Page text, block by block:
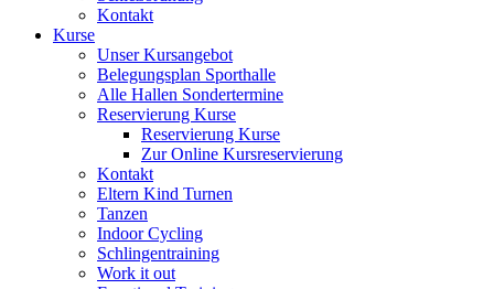
Kontakt
Kurse
Unser Kursangebot
Belegungsplan Sporthalle
Alle Hallen Sondertermine
Reservierung Kurse
Reservierung Kurse
Zur Online Kursreservierung
Kontakt
Eltern Kind Turnen
Tanzen
Indoor Cycling
Schlingentraining
Work it out